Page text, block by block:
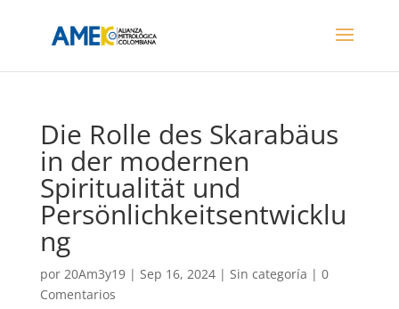
Die Rolle des Skarabäus
in der modernen
Spiritualität und
Persönlichkeitsentwicklu
ng
por 20Am3y19| Sep 16, 2024| Sin categoría | 0
Comentarios